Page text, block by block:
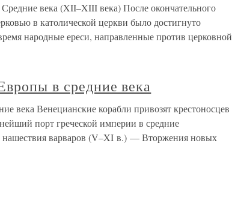
века (XII–XIII века) После окончательного
в католической церкви было достигнуто
народные ереси, направленные против церковной
в средние века
века Венецианские корабли привозят крестоносцев
порт греческой империи в средние
нашествия варваров (V–XI в.) — Вторжения новых